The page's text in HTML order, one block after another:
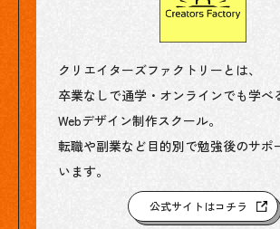
クリエイターズファクトリーとは、
卒業なしで通学・オンラインでも学べ
Webデザイン制作スクール。
転職や副業など目的別で勉強後のサポ
います。
公式サイトはコチラ